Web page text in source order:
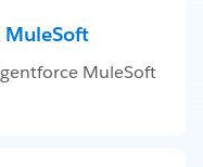
MuleSoft
MuleSoft